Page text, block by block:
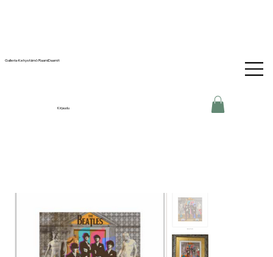
Galleria-Kehystämö RaamiDaamit
Kirjaudu